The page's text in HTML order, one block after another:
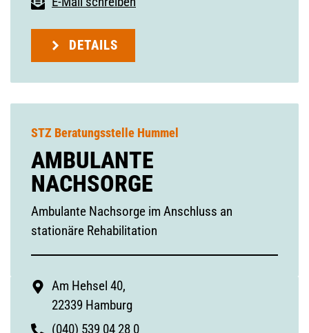
DETAILS
STZ Beratungsstelle Hummel
AMBULANTE
NACHSORGE
Ambulante Nachsorge im Anschluss an
stationäre Rehabilitation
Am Hehsel 40,
22339 Hamburg
(040) 539 04 28 0